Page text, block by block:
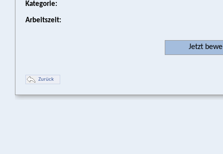
Kategorie:
Arbeitszeit:
Jetzt
Zurück